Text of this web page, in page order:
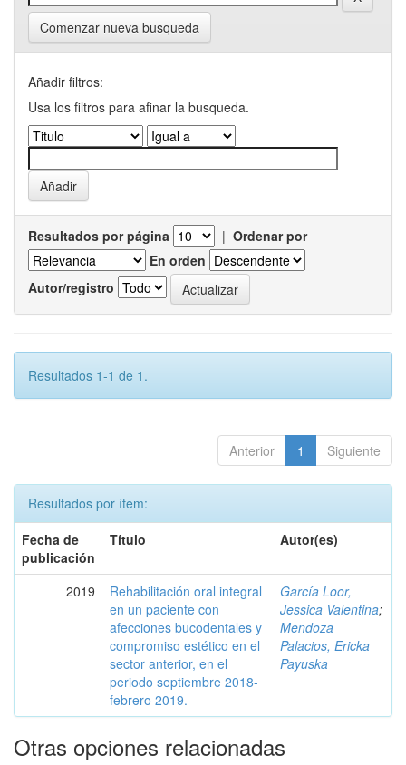
Comenzar nueva busqueda
Añadir filtros:
Usa los filtros para afinar la busqueda.
Resultados por página | Ordenar por
En orden
Autor/registro
Resultados 1-1 de 1.
Anterior 1 Siguiente
Resultados por ítem:
Fecha de
publicación
Título Autor(es)
2019
Rehabilitación oral integral
en un paciente con
afecciones bucodentales y
compromiso estético en el
sector anterior, en el
periodo septiembre 2018-
febrero 2019.
García Loor,
Jessica Valentina;
Mendoza
Palacios, Ericka
Payuska
Otras opciones relacionadas